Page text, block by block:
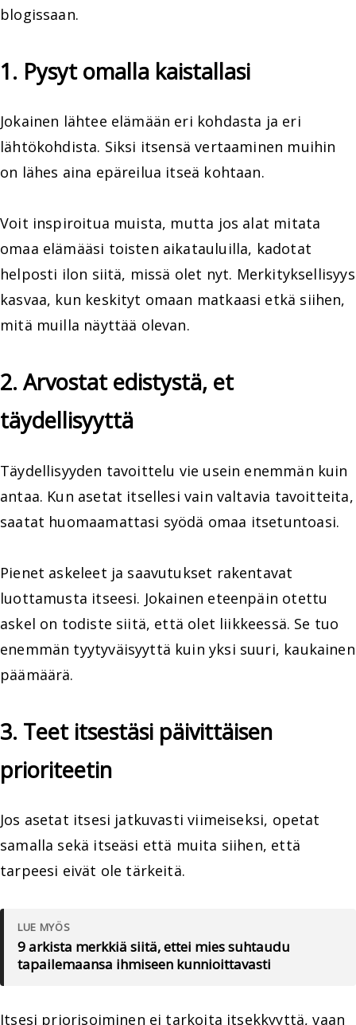
blogissaan.
1. Pysyt omalla kaistallasi
Jokainen lähtee elämään eri kohdasta ja eri
lähtökohdista. Siksi itsensä vertaaminen muihin
on lähes aina epäreilua itseä kohtaan.
Voit inspiroitua muista, mutta jos alat mitata
omaa elämääsi toisten aikatauluilla, kadotat
helposti ilon siitä, missä olet nyt. Merkityksellisyys
kasvaa, kun keskityt omaan matkaasi etkä siihen,
mitä muilla näyttää olevan.
2. Arvostat edistystä, et
täydellisyyttä
Täydellisyyden tavoittelu vie usein enemmän kuin
antaa. Kun asetat itsellesi vain valtavia tavoitteita,
saatat huomaamattasi syödä omaa itsetuntoasi.
Pienet askeleet ja saavutukset rakentavat
luottamusta itseesi. Jokainen eteenpäin otettu
askel on todiste siitä, että olet liikkeessä. Se tuo
enemmän tyytyväisyyttä kuin yksi suuri, kaukainen
päämäärä.
3. Teet itsestäsi päivittäisen
prioriteetin
Jos asetat itsesi jatkuvasti viimeiseksi, opetat
samalla sekä itseäsi että muita siihen, että
tarpeesi eivät ole tärkeitä.
LUE MYÖS
9 arkista merkkiä siitä, ettei mies suhtaudu
tapailemaansa ihmiseen kunnioittavasti
Itsesi priorisoiminen ei tarkoita itsekkyyttä, vaan